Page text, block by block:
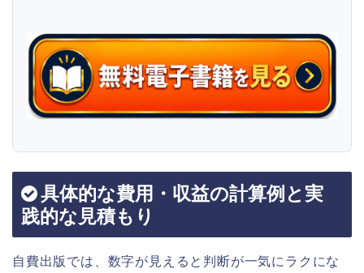
具体的な費用・収益の計算例と実
践的な見積もり
自費出版では、数字が見えると判断が一気にラクにな